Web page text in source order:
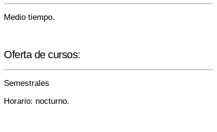
Medio tiempo.
Oferta de cursos:
Semestrales
Horario: nocturno.